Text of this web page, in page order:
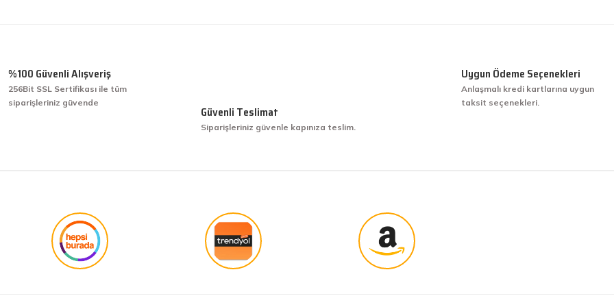
hakkıyla yapmak diye buna derim.
%100 Güvenli Alışveriş
256Bit SSL Sertifikası ile tüm
siparişleriniz güvende
Güvenli Teslimat
Siparişleriniz güvenle kapınıza teslim.
Uygun Ödeme Seçenekleri
Anlaşmalı kredi kartlarına uygun
taksit seçenekleri.